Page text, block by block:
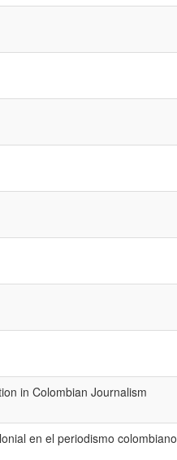
in Colombian Journalism
en el periodismo colombiano